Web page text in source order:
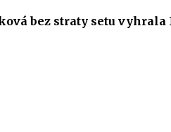
bez straty setu vyhrala